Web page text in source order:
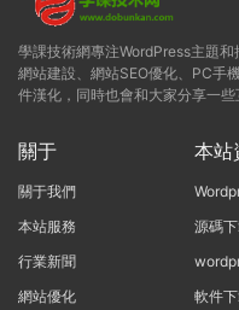
學課技術網專注WordPress主題
網站建設、網站SEO優化、PC手
件漢化，同時也會和大家分享一些
關于
關于我們
本站服務
行業新聞
網站優化
本站
源碼
軟件